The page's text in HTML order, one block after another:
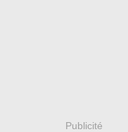
Publicité